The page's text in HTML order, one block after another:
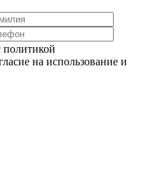
политикой
на использование и